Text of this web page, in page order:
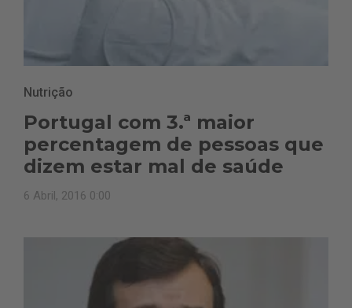
Nutrição
Portugal com 3.ª maior
percentagem de pessoas que
dizem estar mal de saúde
6 Abril, 2016 0:00